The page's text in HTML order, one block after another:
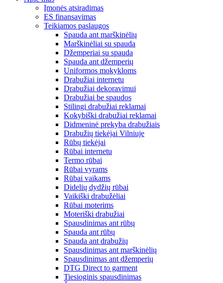
Įmonės atsiradimas
ES finansavimas
Teikiamos paslaugos
Spauda ant marškinėlių
Marškinėliai su spauda
Džemperiai su spauda
Spauda ant džemperių
Uniformos mokykloms
Drabužiai internetu
Drabužiai dekoravimui
Drabužiai be spaudos
Stilingi drabužiai reklamai
Kokybiški drabužiai reklamai
Didmeninė prekyba drabužiais
Drabužių tiekėjai Vilniuje
Rūbų tiekėjai
Rūbai internetu
Termo rūbai
Rūbai vyrams
Rūbai vaikams
Didelių dydžių rūbai
Vaikiški drabužėliai
Rūbai moterims
Moteriški drabužiai
Spausdinimas ant rūbų
Spauda ant rūbų
Spauda ant drabužių
Spausdinimas ant marškinėlių
Spausdinimas ant džemperių
DTG Direct to garment
Tiesioginis spausdinimas